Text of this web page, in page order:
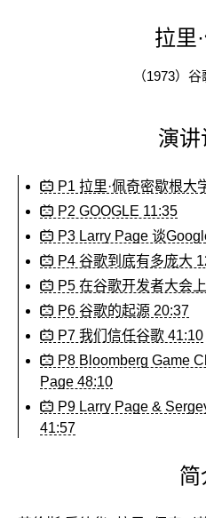
拉里
（1973）谷
演讲
P1 拉里·佩奇密歇根大
P2 GOOGLE 11:35
P3 Larry Page 谈
P4 谷歌到底有多庞大
P5 在谷歌开发者大会
P6 谷歌的起源 20:37
P7 我们信任谷歌 41:10
P8 Bloomberg Game
Page 48:10
P9 Larry Page &
41:57
简